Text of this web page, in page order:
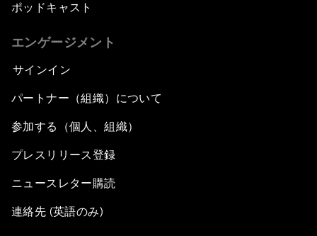
ポッドキャスト
エンゲージメント
サインイン
パートナー（組織）について
参加する（個人、組織）
プレスリリース登録
ニュースレター購読
連絡先 (英語のみ)